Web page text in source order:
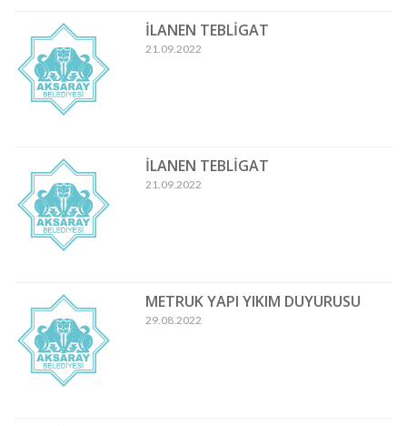
İLANEN TEBLİGAT
21.09.2022
İLANEN TEBLİGAT
21.09.2022
METRUK YAPI YIKIM DUYURUSU
29.08.2022